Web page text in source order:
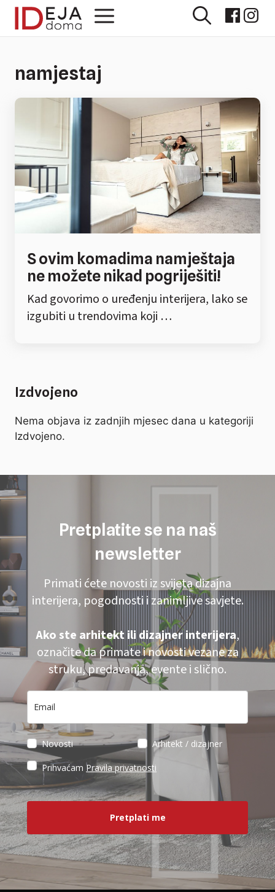
Preskoči
namjestaj
S ovim komadima namještaja
ne možete nikad pogriješiti!
Kad govorimo o uređenju interijera, lako se
izgubiti u trendovima koji …
Izdvojeno
Nema objava iz zadnjih mjesec dana u kategoriji
Izdvojeno.
Pretplatite se na naš
newsletter
Primati ćete novosti iz svijeta dizajna
interijera, pogodnosti i zanimljive savjete.
Ako ste arhitekt ili dizajner interijera,
označite da primate i novosti vezane za
struku, predavanja, evente i slično.
Novosti Arhitekt / dizajner
Prihvaćam Pravila privatnosti
Pretplati me